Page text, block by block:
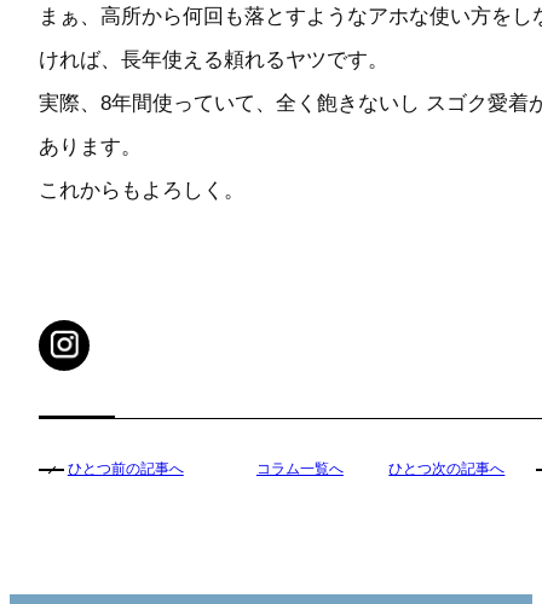
まぁ、高所から何回も落とすようなアホな使い方をし
ければ、長年使える頼れるヤツです。
実際、8年間使っていて、全く飽きないし スゴク愛着
あります。
これからもよろしく。
ひとつ前の記事へ コラム一覧へ ひとつ次の記事へ